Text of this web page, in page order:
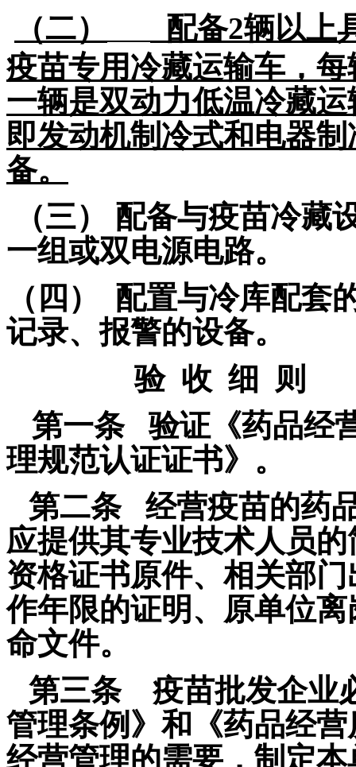
（二）
配备2辆以上
疫苗专用冷藏运输车，每
一辆是双动力低温冷藏运
即发动机制冷式和电器
备。
（三） 配备与疫苗冷
一组或双电源电路。
（四） 配置与冷库配套
记录、报警的设备。
验 收 细 则
第一条 验证《药品经
理规范认证证书》。
第二条 经营疫苗的药
应提供其专业技术人员
资格证书原件、相关部
作年限的证明、原单位
命文件。
第三条 疫苗批发企业
管理条例 》和《药品经
经营管理的需要，制定